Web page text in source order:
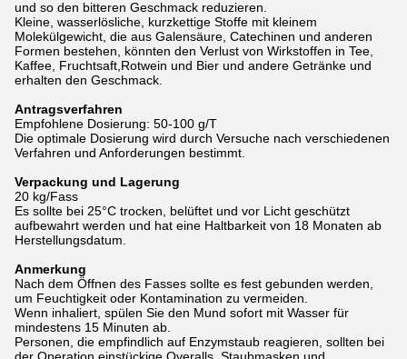
und so den bitteren Geschmack reduzieren.
Kleine, wasserlösliche, kurzkettige Stoffe mit kleinem
Molekülgewicht, die aus Galensäure, Catechinen und anderen
Formen bestehen, könnten den Verlust von Wirkstoffen in Tee,
Kaffee, Fruchtsaft,Rotwein und Bier und andere Getränke und
erhalten den Geschmack.
Antragsverfahren
Empfohlene Dosierung: 50-100 g/T
Die optimale Dosierung wird durch Versuche nach verschiedenen
Verfahren und Anforderungen bestimmt.
Verpackung und Lagerung
20 kg/Fass
Es sollte bei 25°C trocken, belüftet und vor Licht geschützt
aufbewahrt werden und hat eine Haltbarkeit von 18 Monaten ab
Herstellungsdatum.
Anmerkung
Nach dem Öffnen des Fasses sollte es fest gebunden werden,
um Feuchtigkeit oder Kontamination zu vermeiden.
Wenn inhaliert, spülen Sie den Mund sofort mit Wasser für
mindestens 15 Minuten ab.
Personen, die empfindlich auf Enzymstaub reagieren, sollten bei